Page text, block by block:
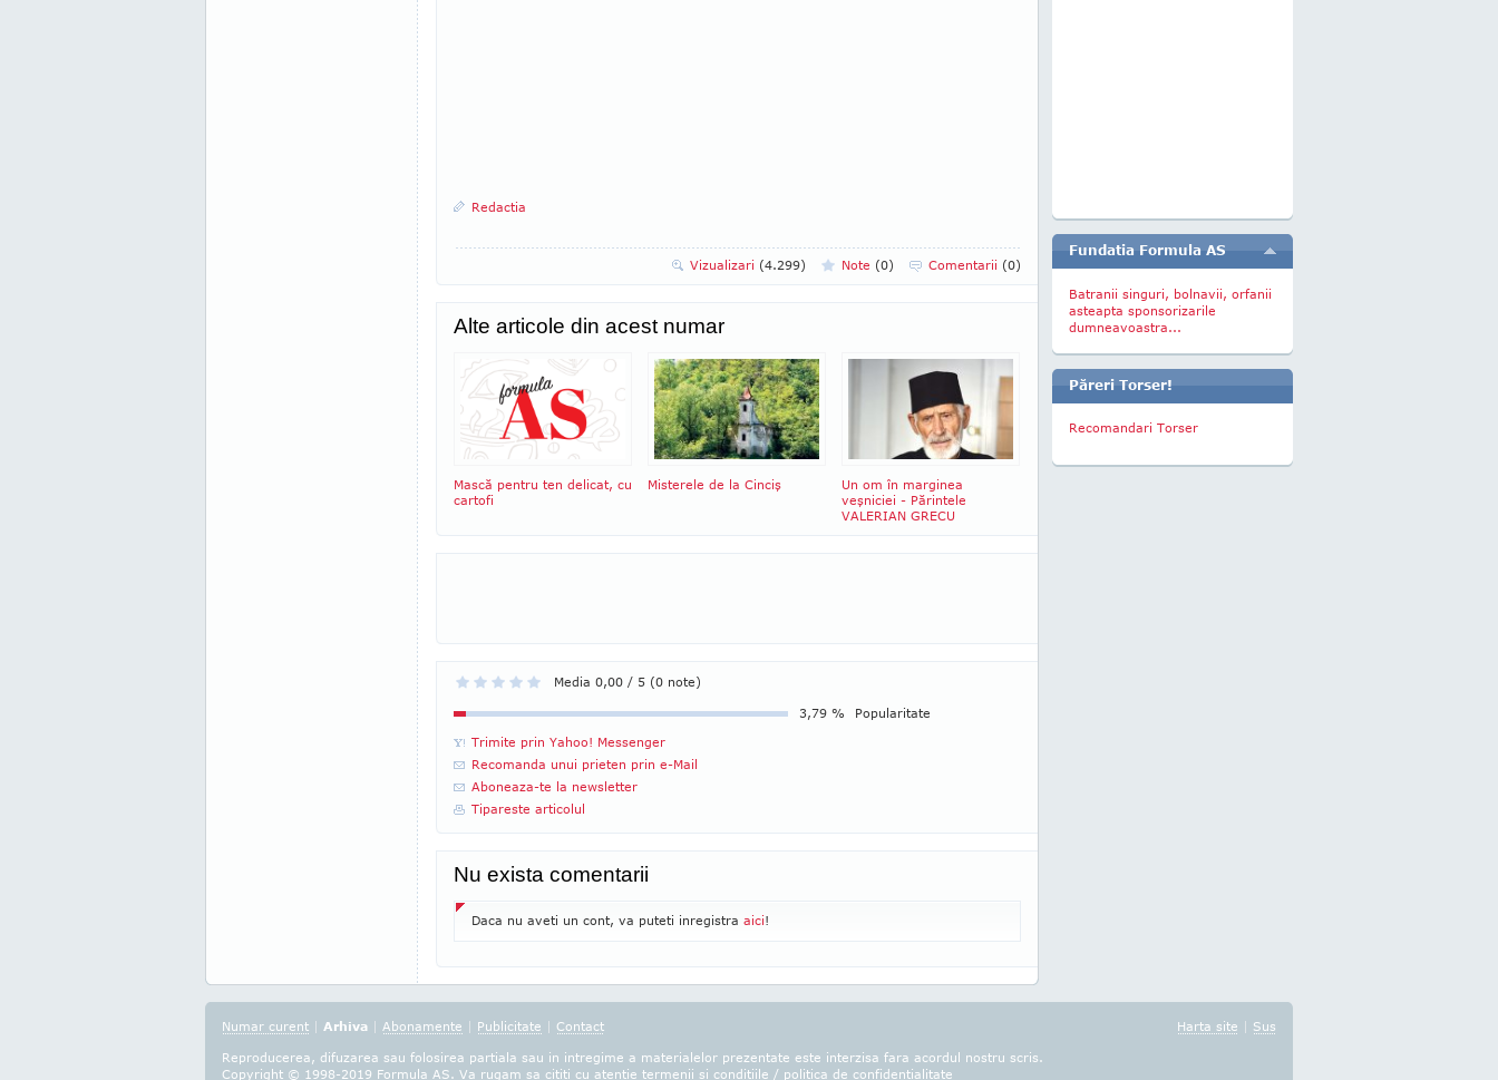
Redactia
Vizualizari (4.299) Note (0) Comentarii (0)
Alte articole din acest numar
Mască pentru ten delicat, cu
cartofi
Misterele de la Cinciş
Un om în marginea
veşniciei - Părintele
VALERIAN GRECU
Media 0,00 / 5 (0 note)
Popularitate
3,79 %
Trimite prin Yahoo! Messenger
Recomanda unui prieten prin e-Mail
Aboneaza-te la newsletter
Tipareste articolul
Nu exista comentarii
Daca nu aveti un cont, va puteti inregistra aici!
Fundatia Formula AS
Batranii singuri, bolnavii, orfanii
asteapta sponsorizarile
dumneavoastra...
Păreri Torser!
Recomandari Torser
Harta site | Sus
Numar curent | Arhiva | Abonamente | Publicitate | Contact
Reproducerea, difuzarea sau folosirea partiala sau in intregime a materialelor prezentate este interzisa fara acordul nostru scris.
Copyright © 1998-2019 Formula AS. Va rugam sa cititi cu atentie termenii si conditiile / politica de confidentialitate